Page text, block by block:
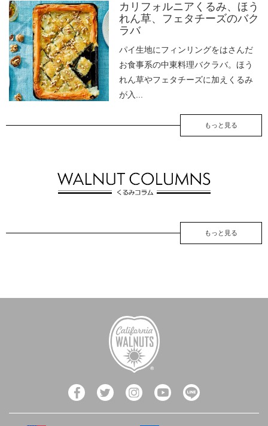
カリフォルニアくるみ、ほう
れん草、フェタチーズのバク
ラバ
パイ生地にフィンリングをはさんだ
お食事系の中東料理バクラバ。ほう
れん草やフェタチーズに加えくるみ
が入...
もっと見る
もっと見る